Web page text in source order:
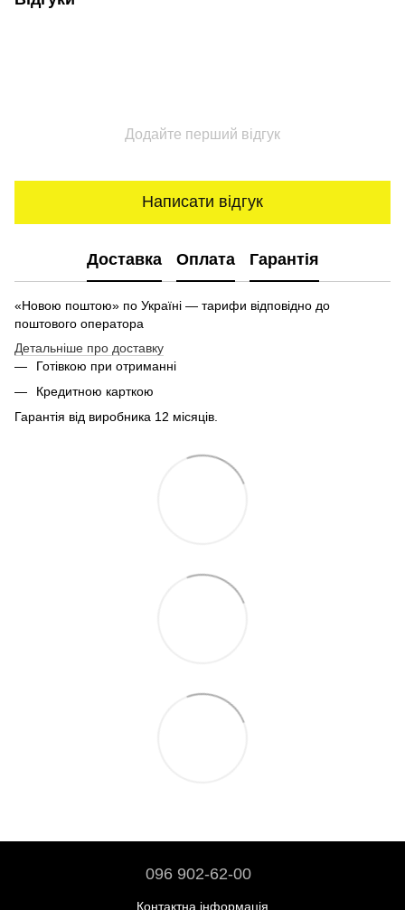
Додайте перший відгук
Написати відгук
Доставка Оплата Гарантія
«Новою поштою» по Україні — тарифи відповідно до
поштового оператора
Детальніше про доставку
Готівкою при отриманні
Кредитною карткою
Гарантія від виробника 12 місяців.
096 902-62-00
Контактна інформація